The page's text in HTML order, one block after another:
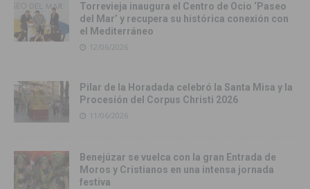
Torrevieja inaugura el Centro de Ocio ‘Paseo
del Mar’ y recupera su histórica conexión con
el Mediterráneo
12/06/2026
Pilar de la Horadada celebró la Santa Misa y la
Procesión del Corpus Christi 2026
11/06/2026
Benejúzar se vuelca con la gran Entrada de
Moros y Cristianos en una intensa jornada
festiva